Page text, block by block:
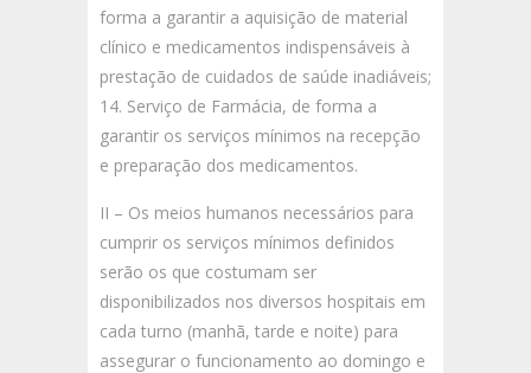
forma a garantir a aquisição de material
clínico e medicamentos indispensáveis à
prestação de cuidados de saúde inadiáveis;
Serviço de Farmácia, de forma a
garantir os serviços mínimos na recepção
e preparação dos medicamentos.
II – Os meios humanos necessários para
cumprir os serviços mínimos definidos
serão os que costumam ser
disponibilizados nos diversos hospitais em
cada turno (manhã, tarde e noite) para
assegurar o funcionamento ao domingo e